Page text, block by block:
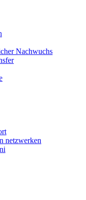
Nachwuchs
netzwerken